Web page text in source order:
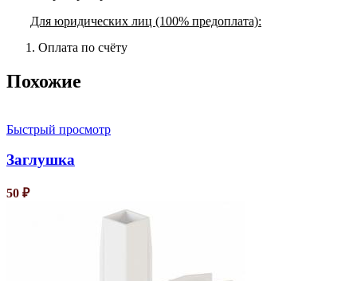
Для юридических лиц (100% предоплата):
Оплата по счёту
Похожие
Быстрый просмотр
Заглушка
50 ₽